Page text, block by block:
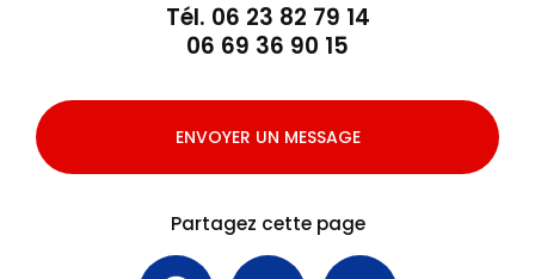
Tél. 06 23 82 79 14
06 69 36 90 15
ENVOYER UN MESSAGE
Partagez cette page
Facebook